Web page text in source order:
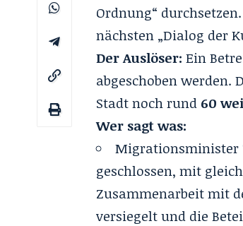
Ordnung“
nächsten „Dialog der
Der Auslöser: Ein
abgeschoben werden.
Stadt noch rund 60
Wer sagt was:
Migrationsminister
geschlossen, mit
Zusammenarbeit mit
versiegelt und die